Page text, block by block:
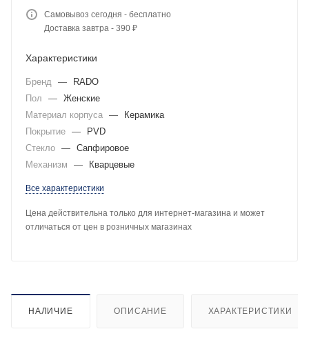
Самовывоз сегодня - бесплатно
Доставка завтра - 390 ₽
Характеристики
Бренд —
RADO
Пол
— Женские
Материал корпуса —
Керамика
Покрытие —
PVD
Стекло — Сапфировое
Механизм
— Кварцевые
Все характеристики
Цена действительна только для интернет-магазина и может
отличаться от цен в розничных магазинах
НАЛИЧИЕ ОПИСАНИЕ ХАРАКТЕРИСТИКИ